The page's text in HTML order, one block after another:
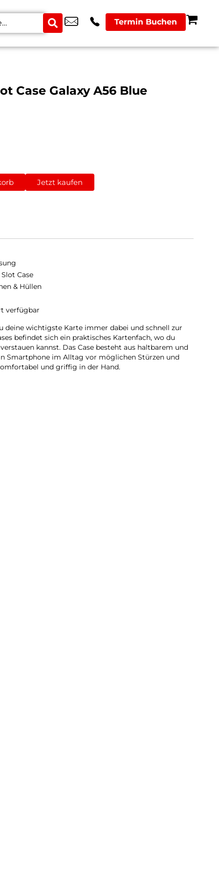
Termin Buchen
Case Galaxy A56 Blue
Jetzt kaufen
Case
& Hüllen
verfügbar
deine wichtigste Karte immer dabei und schnell zur
befindet sich ein praktisches Kartenfach, wo du
kannst. Das Case besteht aus haltbarem und
Smartphone im Alltag vor möglichen Stürzen und
und griffig in der Hand.